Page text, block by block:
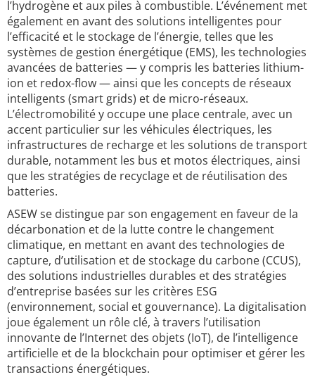
l’hydrogène et aux piles à combustible. L’événement met
également en avant des solutions intelligentes pour
l’efficacité et le stockage de l’énergie, telles que les
systèmes de gestion énergétique (EMS), les technologies
avancées de batteries — y compris les batteries lithium-
ion et redox-flow — ainsi que les concepts de réseaux
intelligents (smart grids) et de micro-réseaux.
L’électromobilité y occupe une place centrale, avec un
accent particulier sur les véhicules électriques, les
infrastructures de recharge et les solutions de transport
durable, notamment les bus et motos électriques, ainsi
que les stratégies de recyclage et de réutilisation des
batteries.
ASEW se distingue par son engagement en faveur de la
décarbonation et de la lutte contre le changement
climatique, en mettant en avant des technologies de
capture, d’utilisation et de stockage du carbone (CCUS),
des solutions industrielles durables et des stratégies
d’entreprise basées sur les critères ESG
(environnement, social et gouvernance). La digitalisation
joue également un rôle clé, à travers l’utilisation
innovante de l’Internet des objets (IoT), de l’intelligence
artificielle et de la blockchain pour optimiser et gérer les
transactions énergétiques.